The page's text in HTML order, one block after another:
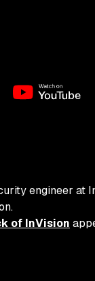
engineer
of InVision